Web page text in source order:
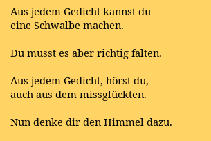
Aus jedem Gedicht kannst du
eine Schwalbe machen.
Du musst es aber richtig falten.
Aus jedem Gedicht, hörst du,
auch aus dem missglückten.
Nun denke dir den Himmel dazu.